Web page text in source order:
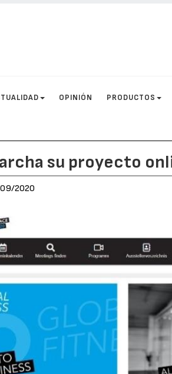
OPINIÓN PRODUCTOS
su proyecto
2020